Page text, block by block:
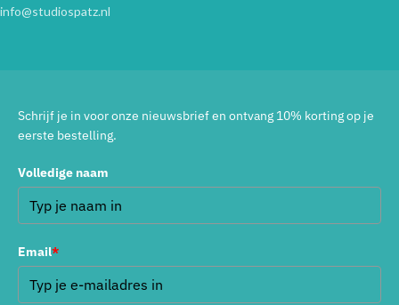
info@studiospatz.nl
Schrijf je in voor onze nieuwsbrief en ontvang 10% korting op je
eerste bestelling.
Volledige naam
Email*